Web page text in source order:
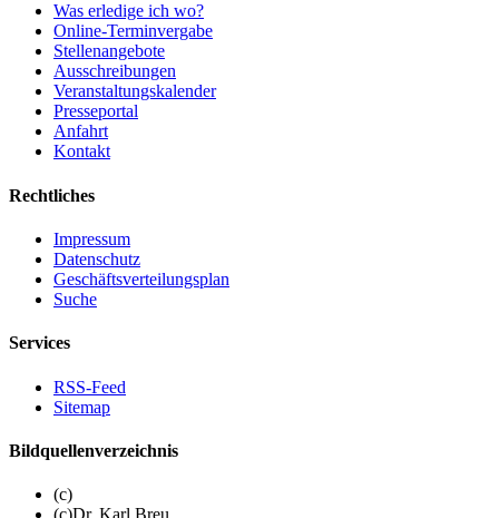
Was erledige ich wo?
Online-Terminvergabe
Stellenangebote
Ausschreibungen
Veranstaltungskalender
Presseportal
Anfahrt
Kontakt
Rechtliches
Impressum
Datenschutz
Geschäftsverteilungsplan
Suche
Services
RSS-Feed
Sitemap
Bildquellenverzeichnis
(c)
(c)Dr. Karl Breu